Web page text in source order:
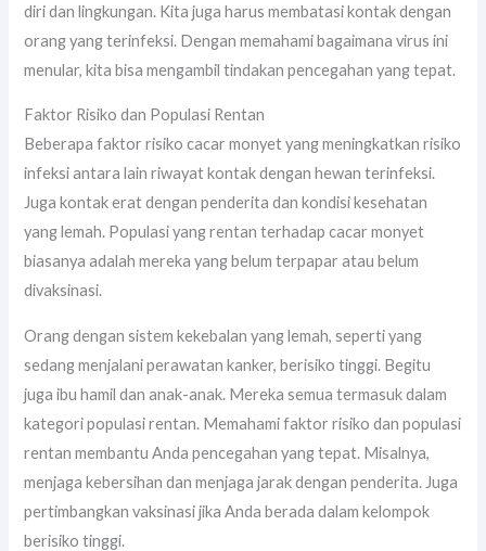
diri dan lingkungan. Kita juga harus membatasi kontak dengan
orang yang terinfeksi. Dengan memahami bagaimana virus ini
menular, kita bisa mengambil tindakan pencegahan yang tepat.
Faktor Risiko dan Populasi Rentan
Beberapa faktor risiko cacar monyet yang meningkatkan risiko
infeksi antara lain riwayat kontak dengan hewan terinfeksi.
Juga kontak erat dengan penderita dan kondisi kesehatan
yang lemah. Populasi yang rentan terhadap cacar monyet
biasanya adalah mereka yang belum terpapar atau belum
divaksinasi.
Orang dengan sistem kekebalan yang lemah, seperti yang
sedang menjalani perawatan kanker, berisiko tinggi. Begitu
juga ibu hamil dan anak-anak. Mereka semua termasuk dalam
kategori populasi rentan. Memahami faktor risiko dan populasi
rentan membantu Anda pencegahan yang tepat. Misalnya,
menjaga kebersihan dan menjaga jarak dengan penderita. Juga
pertimbangkan vaksinasi jika Anda berada dalam kelompok
berisiko tinggi.